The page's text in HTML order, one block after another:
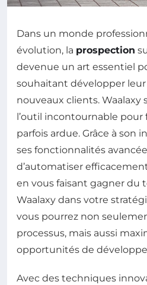
Dans un monde
évolution, la prospection
devenue un art essentiel
souhaitant développer
nouveaux clients. Waalaxy
l’outil incontournable
parfois ardue. Grâce à son
ses fonctionnalités
d’automatiser
en vous faisant gagner du
Waalaxy dans votre
vous pourrez non
processus, mais aussi
opportunités de
Avec des techniques